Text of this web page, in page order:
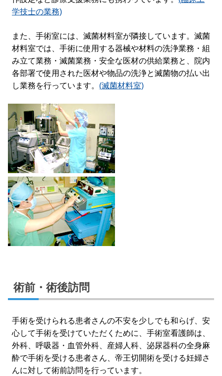
学技士の業務)
また、手術室には、滅菌材料室が隣接しています。滅菌
材料室では、手術に使用する器械や材料の洗浄業務・組
み立て業務・滅菌業務・安全な医材の供給業務と、院内
各部署で使用された医材や物品の洗浄と滅菌物の払い出
し業務を行っています。 (滅菌材料室)
術前・術後訪問
手術を受けられる患者さんの不安を少しでも和らげ、安
心して手術を受けていただくために、手術室看護師は、
外科、呼吸器・血管外科、産婦人科、泌尿器科の全身麻
酔で手術を受ける患者さん、帝王切開術を受ける妊婦さ
んに対して術前訪問を行っています。